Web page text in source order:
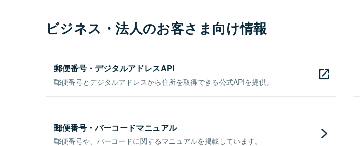
ビジネス・法人のお客さま向け情報
郵便番号・デジタルアドレスAPI
郵便番号とデジタルアドレスから住所を取得できる公式APIを提供。
郵便番号・バーコードマニュアル
郵便番号や、バーコードに関するマニュアルを掲載しています。